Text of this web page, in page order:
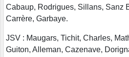
Cabaup, Rodrigues, Sillans, Sanz
Carrère, Garbaye.
JSV : Maugars, Tichit, Charles,
Guiton, Alleman, Cazenave,